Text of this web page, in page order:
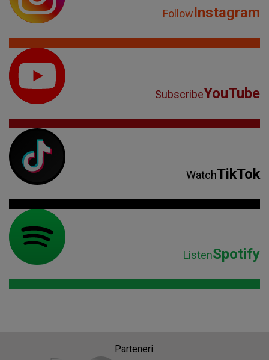
FollowInstagram
SubscribeYouTube
WatchTikTok
ListenSpotify
Parteneri: